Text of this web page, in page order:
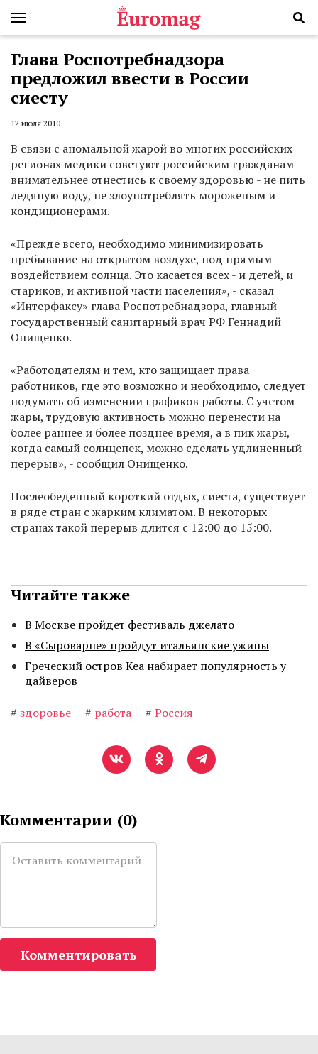
Глава Роспотребнадзора
предложил ввести в России
сиесту
12 июля 2010
В связи с аномальной жарой во многих российских
регионах медики советуют российским гражданам
внимательнее отнестись к своему здоровью - не пить
ледяную воду, не злоупотреблять мороженым и
кондиционерами.
«Прежде всего, необходимо минимизировать
пребывание на открытом воздухе, под прямым
воздействием солнца. Это касается всех - и детей, и
стариков, и активной части населения», - сказал
«Интерфаксу» глава Роспотребнадзора, главный
государственный санитарный врач РФ Геннадий
Онищенко.
«Работодателям и тем, кто защищает права
работников, где это возможно и необходимо, следует
подумать об изменении графиков работы. С учетом
жары, трудовую активность можно перенести на
более раннее и более позднее время, а в пик жары,
когда самый солнцепек, можно сделать удлиненный
перерыв», - сообщил Онищенко.
Послеобеденный короткий отдых, сиеста, существует
в ряде стран с жарким климатом. В некоторых
странах такой перерыв длится с 12:00 до 15:00.
Читайте также
В Москве пройдет фестиваль джелато
В «Сыроварне» пройдут итальянские ужины
Греческий остров Кеа набирает популярность у
дайверов
# здоровье # работа # Россия
Комментарии (0)
Комментировать